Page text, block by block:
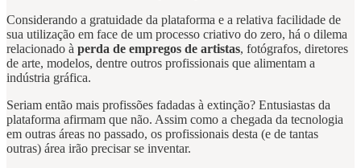
Considerando a gratuidade da plataforma e a relativa facilidade de
sua utilização em face de um processo criativo do zero, há o dilema
relacionado à perda de empregos de artistas, fotógrafos, diretores
de arte, modelos, dentre outros profissionais que alimentam a
indústria gráfica.
Seriam então mais profissões fadadas à extinção? Entusiastas da
plataforma afirmam que não. Assim como a chegada da tecnologia
em outras áreas no passado, os profissionais desta (e de tantas
outras) área irão precisar se inventar.